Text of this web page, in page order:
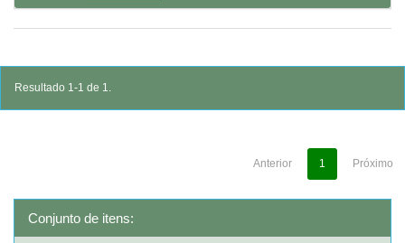
Resultado 1-1 de 1.
Anterior 1 Próximo
Conjunto de itens: